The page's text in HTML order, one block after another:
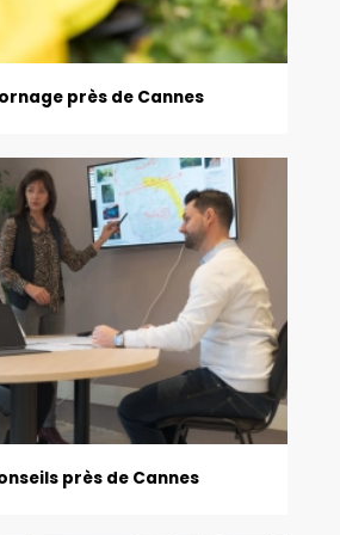
près de Cannes
près de Cannes